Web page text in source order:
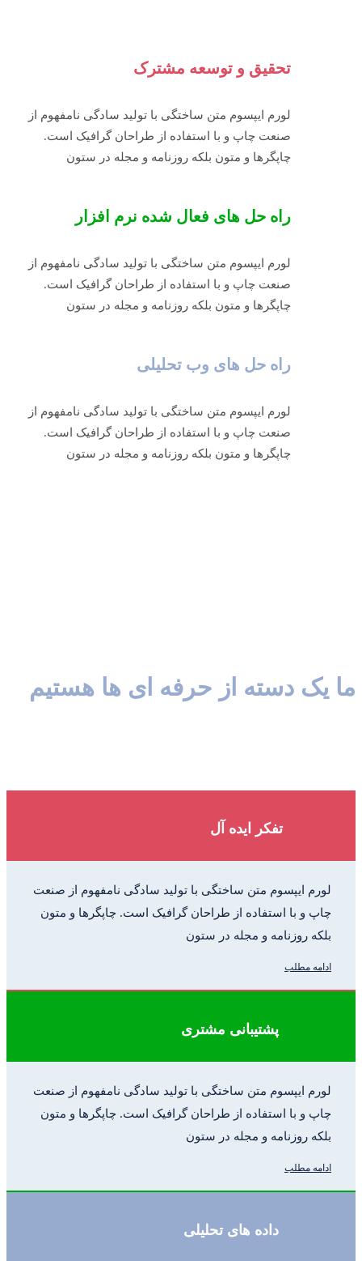
تحقیق و توسعه مشترک
لورم ایپسوم متن ساختگی با تولید سادگی نامفهوم از
صنعت چاپ و با استفاده از طراحان گرافیک است.
چاپگرها و متون بلکه روزنامه و مجله در ستون
راه حل های فعال شده نرم افزار
لورم ایپسوم متن ساختگی با تولید سادگی نامفهوم از
صنعت چاپ و با استفاده از طراحان گرافیک است.
چاپگرها و متون بلکه روزنامه و مجله در ستون
راه حل های وب تحلیلی
لورم ایپسوم متن ساختگی با تولید سادگی نامفهوم از
صنعت چاپ و با استفاده از طراحان گرافیک است.
چاپگرها و متون بلکه روزنامه و مجله در ستون
ما یک دسته از حرفه ای ها هستیم
تفکر ایده آل
لورم ایپسوم متن ساختگی با تولید سادگی نامفهوم از صنعت
چاپ و با استفاده از طراحان گرافیک است. چاپگرها و متون
بلکه روزنامه و مجله در ستون
ادامه مطلب
پشتیبانی مشتری
لورم ایپسوم متن ساختگی با تولید سادگی نامفهوم از صنعت
چاپ و با استفاده از طراحان گرافیک است. چاپگرها و متون
بلکه روزنامه و مجله در ستون
ادامه مطلب
داده های تحلیلی